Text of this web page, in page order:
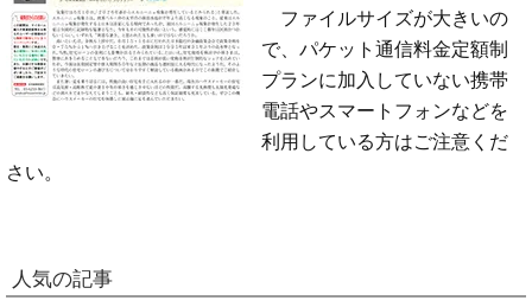
ファイルサイズが大きいの
で、パケット通信料金定額制
プランに加入していない携帯
電話やスマートフォンなどを
利用している方はご注意くだ
さい。
人気の記事